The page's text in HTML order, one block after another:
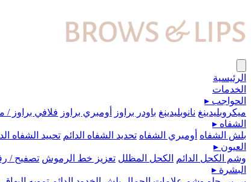
الرئيسية
الخدمات
الحواجب ▸
ميكروبلیدينغ نانوبليدينغ باودر براوز أومبري براوز فلافي براوز /
الشفاه ▸
بلش الشفاه أومبري الشفاه تحديد الشفاه الدائم تحييد الشفاه
العيون ▸
وشم الكحل الدائم
الكحل المظلل تعزيز خط الرموش تصفيح /
البشرة ▸